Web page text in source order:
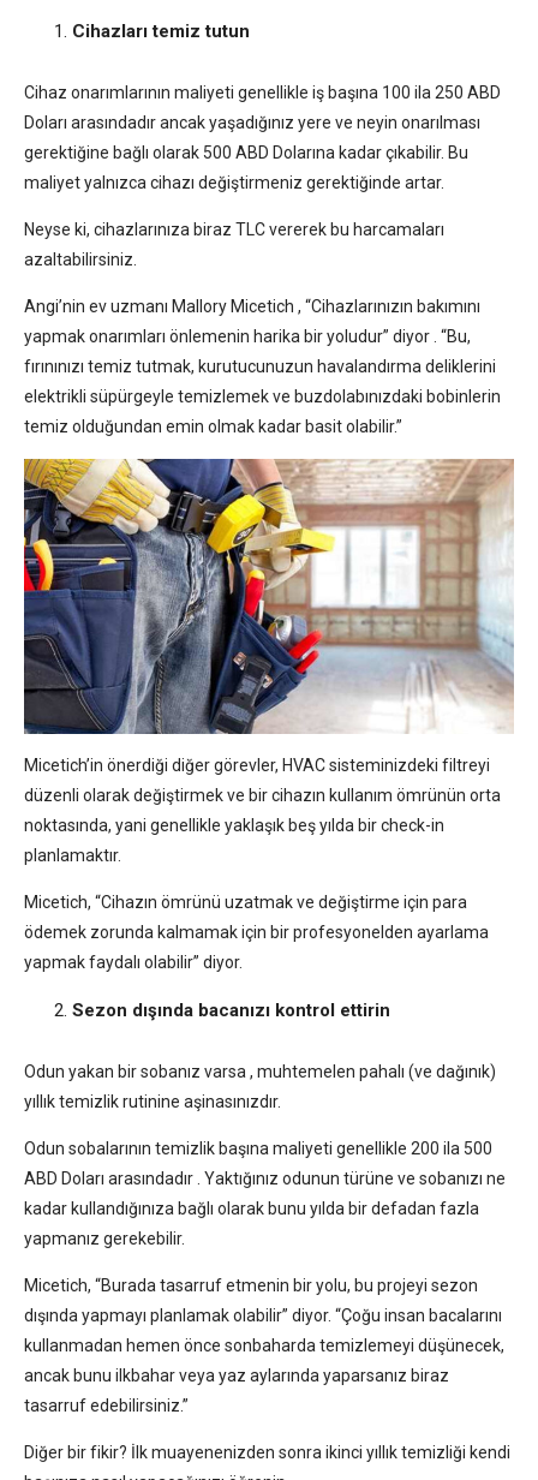
Cihazları temiz tutun
Cihaz onarımlarının maliyeti genellikle iş başına 100 ila 250 ABD
Doları arasındadır ancak yaşadığınız yere ve neyin onarılması
gerektiğine bağlı olarak 500 ABD Dolarına kadar çıkabilir. Bu
maliyet yalnızca cihazı değiştirmeniz gerektiğinde artar.
Neyse ki, cihazlarınıza biraz TLC vererek bu harcamaları
azaltabilirsiniz.
Angi’nin ev uzmanı Mallory Micetich , “Cihazlarınızın bakımını
yapmak onarımları önlemenin harika bir yoludur” diyor . “Bu,
fırınınızı temiz tutmak, kurutucunuzun havalandırma deliklerini
elektrikli süpürgeyle temizlemek ve buzdolabınızdaki bobinlerin
temiz olduğundan emin olmak kadar basit olabilir.”
Micetich’in önerdiği diğer görevler, HVAC sisteminizdeki filtreyi
düzenli olarak değiştirmek ve bir cihazın kullanım ömrünün orta
noktasında, yani genellikle yaklaşık beş yılda bir check-in
planlamaktır.
Micetich, “Cihazın ömrünü uzatmak ve değiştirme için para
ödemek zorunda kalmamak için bir profesyonelden ayarlama
yapmak faydalı olabilir” diyor.
Sezon dışında bacanızı kontrol ettirin
Odun yakan bir sobanız varsa , muhtemelen pahalı (ve dağınık)
yıllık temizlik rutinine aşinasınızdır.
Odun sobalarının temizlik başına maliyeti genellikle 200 ila 500
ABD Doları arasındadır . Yaktığınız odunun türüne ve sobanızı ne
kadar kullandığınıza bağlı olarak bunu yılda bir defadan fazla
yapmanız gerekebilir.
Micetich, “Burada tasarruf etmenin bir yolu, bu projeyi sezon
dışında yapmayı planlamak olabilir” diyor. “Çoğu insan bacalarını
kullanmadan hemen önce sonbaharda temizlemeyi düşünecek,
ancak bunu ilkbahar veya yaz aylarında yaparsanız biraz
tasarruf edebilirsiniz.”
Diğer bir fikir? İlk muayenenizden sonra ikinci yıllık temizliği kendi